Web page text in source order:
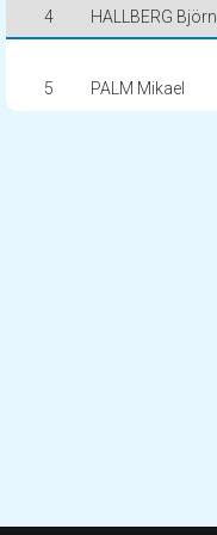
4 HALLBERG Björn
5 PALM Mikael